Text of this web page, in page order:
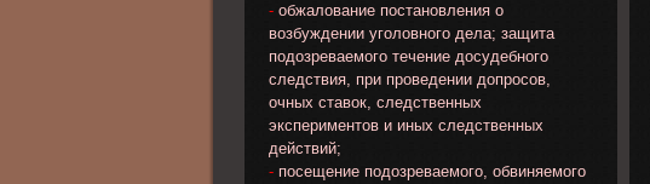
- обжалование постановления о
возбуждении уголовного дела; защита
подозреваемого течение досудебного
следствия, при проведении допросов,
очных ставок, следственных
экспериментов и иных следственных
действий;
- посещение подозреваемого, обвиняемого